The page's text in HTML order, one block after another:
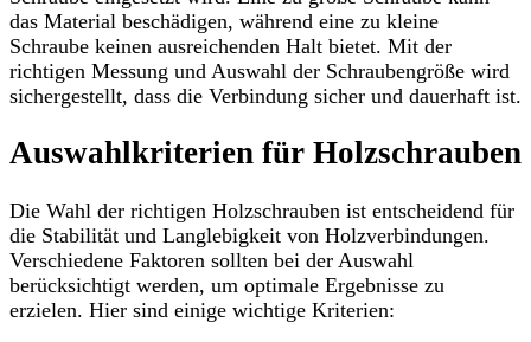
das Material beschädigen, während eine zu kleine
Schraube keinen ausreichenden Halt bietet. Mit der
richtigen Messung und Auswahl der Schraubengröße wird
sichergestellt, dass die Verbindung sicher und dauerhaft ist.
Auswahlkriterien für Holzschrauben
Die Wahl der richtigen Holzschrauben ist entscheidend für
die Stabilität und Langlebigkeit von Holzverbindungen.
Verschiedene Faktoren sollten bei der Auswahl
berücksichtigt werden, um optimale Ergebnisse zu
erzielen. Hier sind einige wichtige Kriterien: